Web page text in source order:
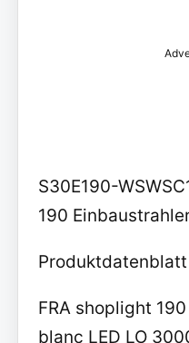
S30E190-
190
Produktdatenblatt
FRA shoplight
blanc LED LO